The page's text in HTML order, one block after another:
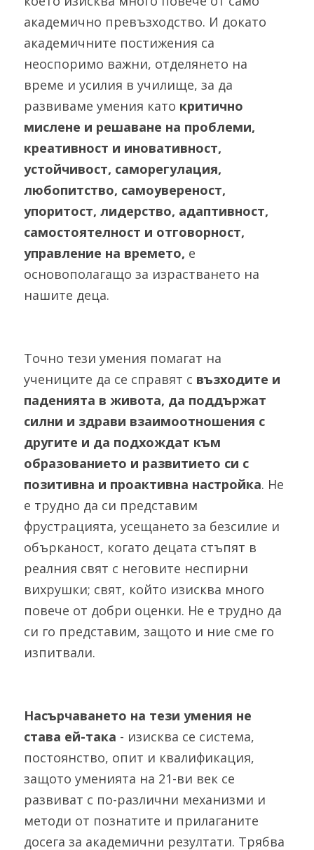
академично превъзходство. И докато
академичните постижения са
неоспоримо важни, отделянето на
време и усилия в училище, за да
развиваме умения като критично
мислене и решаване на проблеми,
креативност и иновативност,
устойчивост, саморегулация,
любопитство, самоувереност,
упоритост, лидерство, адаптивност,
самостоятелност и отговорност,
управление на времето, е
основополагащо за израстването на
нашите деца.
Точно тези умения помагат на
учениците да се справят с възходите и
паденията в живота, да поддържат
силни и здрави взаимоотношения с
другите и да подхождат към
образованието и развитието си с
позитивна и проактивна настройка. Не
е трудно да си представим
фрустрацията, усещането за безсилие и
обърканост, когато децата стъпят в
реалния свят с неговите неспирни
вихрушки; свят, който изисква много
повече от добри оценки. Не е трудно да
си го представим, защото и ние сме го
изпитвали.
Насърчаването на тези умения не
става ей-така - изисква се система,
постоянство, опит и квалификация,
защото уменията на 21-ви век се
развиват с по-различни механизми и
методи от познатите и прилаганите
досега за академични резултати. Трябва